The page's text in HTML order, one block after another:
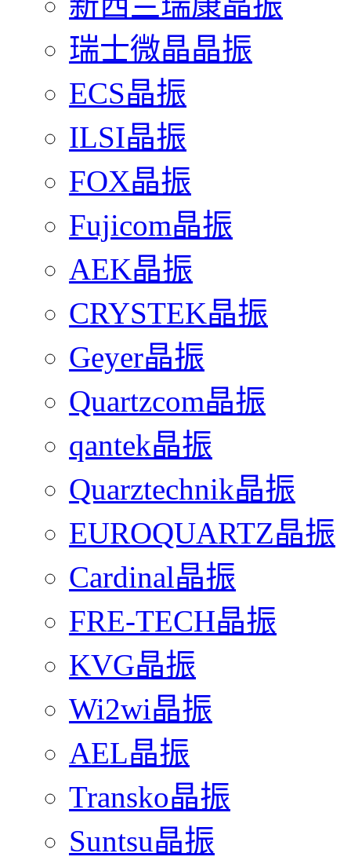
瑞士微晶晶振
ECS晶振
ILSI晶振
FOX晶振
Fujicom晶振
AEK晶振
CRYSTEK晶振
Geyer晶振
Quartzcom晶振
qantek晶振
Quarztechnik晶振
EUROQUARTZ晶振
Cardinal晶振
FRE-TECH晶振
KVG晶振
Wi2wi晶振
AEL晶振
Transko晶振
Suntsu晶振